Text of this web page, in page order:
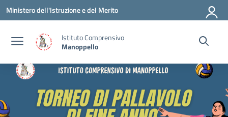
Vai ai contenuti
Vai al menu di navigazione
Vai al footer
Ministero dell'Istruzione e del Merito
Istituto Comprensivo
Manoppello